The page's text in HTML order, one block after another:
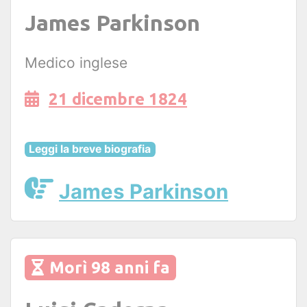
James Parkinson
Medico inglese
21 dicembre 1824
Leggi la breve biografia
James Parkinson
Morì 98 anni fa